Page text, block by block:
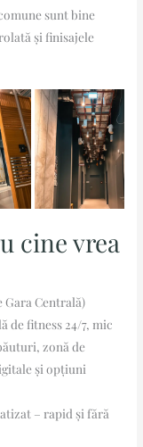
sunt bine
și finisajele
cine vrea
Gara Centrală)
de fitness 24/7, mic
zonă de
și opțiuni
– rapid și fără